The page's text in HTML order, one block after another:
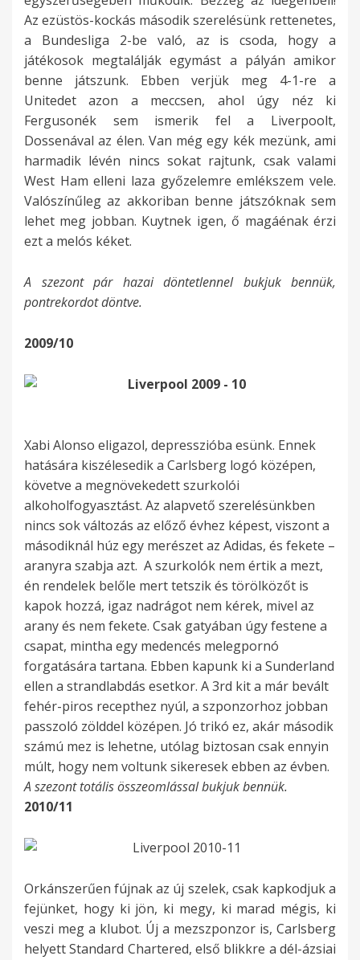
Az ezüstös-kockás második szerelésünk rettenetes,
a Bundesliga 2-be való, az is csoda, hogy a
játékosok megtalálják egymást a pályán amikor
benne játszunk. Ebben verjük meg 4-1-re a
Unitedet azon a meccsen, ahol úgy néz ki
Fergusonék sem ismerik fel a Liverpoolt,
Dossenával az élen. Van még egy kék mezünk, ami
harmadik lévén nincs sokat rajtunk, csak valami
West Ham elleni laza győzelemre emlékszem vele.
Valószínűleg az akkoriban benne játszóknak sem
lehet meg jobban. Kuytnek igen, ő magáénak érzi
ezt a melós kéket.
A szezont pár hazai döntetlennel bukjuk bennük,
pontrekordot döntve.
2009/10
Xabi Alonso eligazol, depresszióba esünk. Ennek
hatására kiszélesedik a Carlsberg logó középen,
követve a megnövekedett szurkolói
alkoholfogyasztást. Az alapvető szerelésünkben
nincs sok változás az előző évhez képest, viszont a
másodiknál húz egy merészet az Adidas, és fekete –
aranyra szabja azt. A szurkolók nem értik a mezt,
én rendelek belőle mert tetszik és törölközőt is
kapok hozzá, igaz nadrágot nem kérek, mivel az
arany és nem fekete. Csak gatyában úgy festene a
csapat, mintha egy medencés melegpornó
forgatására tartana. Ebben kapunk ki a Sunderland
ellen a strandlabdás esetkor. A 3rd kit a már bevált
fehér-piros recepthez nyúl, a szponzorhoz jobban
passzoló zölddel középen. Jó trikó ez, akár második
számú mez is lehetne, utólag biztosan csak ennyin
múlt, hogy nem voltunk sikeresek ebben az évben.
A szezont totális összeomlással bukjuk bennük.
2010/11
Orkánszerűen fújnak az új szelek, csak kapkodjuk a
fejünket, hogy ki jön, ki megy, ki marad mégis, ki
veszi meg a klubot. Új a mezszponzor is, Carlsberg
helyett Standard Chartered, első blikkre a dél-ázsiai